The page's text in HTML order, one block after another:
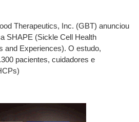
Therapeutics, Inc. (GBT) anunciou
SHAPE (Sickle Cell Health
and Experiences). O estudo,
pacientes, cuidadores e